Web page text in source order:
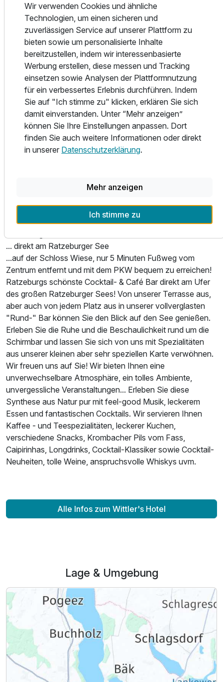
Ausstattung
Für 4 Tage p.P. ab245,00 €
Einzelzimmer Komfort
1 Erwachsenen und 1 Kind
Ausstattung
p.P. ab325,00 €
verwöhnen. Wir kochen mit hochwertigen regionalen
Produkten, ideenreich und mit viel Liebe zum Detail. Bei
allem, was wir zubereiten ist es unser Ziel, Ihnen einen
kulinarischen Genuss für alle Sinne zu ermöglichen. Wir
bieten Ihnen auf unserer ständig variierenden Karte
Gerichte in höchster Qualität aus frischen, saisonalen
sowie ökologischen Produkten. Dabei verzichten wir ganz
auf Zusatzstoffe. Um Ihnen ausnahmslos erstklassige
Qualität anzubieten, kommen die verwendeten
Lebensmittel zum größten Teil von Landwirten aus
Schleswig Holstein oder fangfrisch von Fischern unserer
Region. Wählen Sie zwischen deftiger heimischer oder
eher feiner, leichter Küche - stets aufmerksam und stilvoll
direkt am Ratzeburger See steht unsere Schirmbar mit
Außenterrasse und einem herrlichen Blick auf den
... direkt am Ratzeburger See
...auf der Schloss Wiese, nur 5 Minuten Fußweg vom
Zentrum entfernt und mit dem PKW bequem zu erreichen!
Ratzeburgs schönste Cocktail- & Café Bar direkt am Ufer
des großen Ratzeburger Sees! Von unserer Terrasse aus,
aber auch von jedem Platz aus in unserer vollverglasten
"Rund-" Bar können Sie den Blick auf den See genießen.
Erleben Sie die Ruhe und die Beschaulichkeit rund um die
Schirmbar und lassen Sie sich von uns mit Spezialitäten
aus unserer kleinen aber sehr speziellen Karte verwöhnen.
Wir freuen uns auf Sie! Wir bieten Ihnen eine
unverwechselbare Atmosphäre, ein tolles Ambiente,
unvergessliche Veranstaltungen... Erleben Sie diese
Synthese aus Natur pur mit feel-good Musik, leckerem
Essen und fantastischen Cocktails. Wir servieren Ihnen
Kaffee - und Teespezialitäten, leckerer Kuchen,
verschiedene Snacks, Krombacher Pils vom Fass,
Caipirinhas, Longdrinks, Cocktail-Klassiker sowie Cocktail-
Neuheiten, tolle Weine, anspruchsvolle Whiskys uvm.
Alle Infos zum Wittler's Hotel
Lage & Umgebung
Wir verwenden Cookies und ähnliche
Technologien, um einen sicheren und
zuverlässigen Service auf unserer Plattform zu
bieten sowie um personalisierte Inhalte
bereitzustellen, indem wir interessenbasierte
Werbung erstellen, diese messen und Tracking
einsetzen sowie Analysen der Plattformnutzung
für ein verbessertes Erlebnis durchführen. Indem
Sie auf "Ich stimme zu" klicken, erklären Sie sich
damit einverstanden. Unter “Mehr anzeigen”
können Sie Ihre Einstellungen anpassen. Dort
finden Sie auch weitere Informationen oder direkt
in unserer Datenschutzerklärung.
Mehr anzeigen
Ich stimme zu